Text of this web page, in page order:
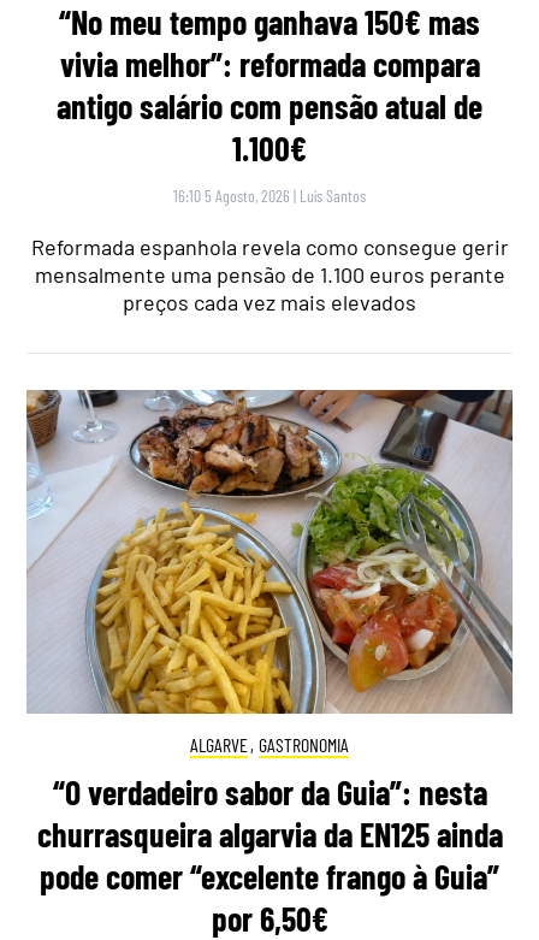
“No meu tempo ganhava 150€ mas
vivia melhor”: reformada compara
antigo salário com pensão atual de
1.100€
16:10 5 Agosto, 2026 | Luís Santos
Reformada espanhola revela como consegue gerir
mensalmente uma pensão de 1.100 euros perante
preços cada vez mais elevados
ALGARVE, GASTRONOMIA
“O verdadeiro sabor da Guia”: nesta
churrasqueira algarvia da EN125 ainda
pode comer “excelente frango à Guia”
por 6,50€